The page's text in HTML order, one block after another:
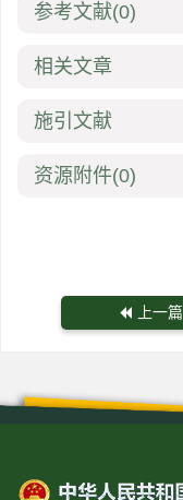
参考文献(0)
相关文章
施引文献
资源附件(0)
上一篇